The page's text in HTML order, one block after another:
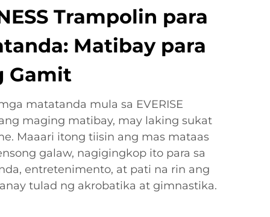
Trampolin para
Matibay para
Gamit
matatanda mula sa EVERISE
maging matibay, may laking sukat
Maaari itong tiisin ang mas mataas
galaw, nagigingkop ito para sa
entretenimento, at pati na rin ang
tulad ng akrobatika at gimnastika.